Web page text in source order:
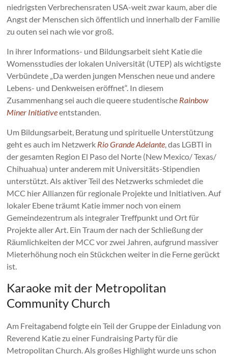
niedrigsten Verbrechensraten USA-weit zwar kaum, aber die
Angst der Menschen sich öffentlich und innerhalb der Familie
zu outen sei nach wie vor groß.
In ihrer Informations- und Bildungsarbeit sieht Katie die
Womensstudies der lokalen Universität (UTEP) als wichtigste
Verbündete „Da werden jungen Menschen neue und andere
Lebens- und Denkweisen eröffnet“. In diesem
Zusammenhang sei auch die queere studentische Rainbow
Miner Initiativeentstanden.
Um Bildungsarbeit, Beratung und spirituelle Unterstützung
geht es auch im Netzwerk Rio Grande Adelante, das LGBTI in
der gesamten Region El Paso del Norte (New Mexico/ Texas/
Chihuahua) unter anderem mit Universitäts-Stipendien
unterstützt. Als aktiver Teil des Netzwerks schmiedet die
MCC hier Allianzen für regionale Projekte und Initiativen. Auf
lokaler Ebene träumt Katie immer noch von einem
Gemeindezentrum als integraler Treffpunkt und Ort für
Projekte aller Art. Ein Traum der nach der Schließung der
Räumlichkeiten der MCC vor zwei Jahren, aufgrund massiver
Mieterhöhung noch ein Stückchen weiter in die Ferne gerückt
ist.
Karaoke mit der Metropolitan
Community Church
Am Freitagabend folgte ein Teil der Gruppe der Einladung von
Reverend Katie zu einer Fundraising Party für die
Metropolitan Church. Als großes Highlight wurde uns schon